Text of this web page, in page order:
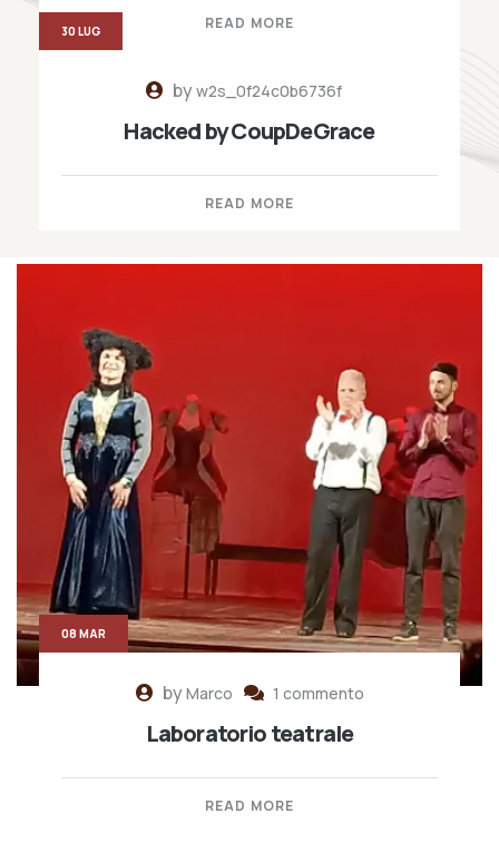
READ MORE
byw2s_0f24c0b6736f
Hacked by CoupDeGrace
READ MORE
30 LUG
byMarco 1 commento
Laboratorio teatrale
READ MORE
08 MAR